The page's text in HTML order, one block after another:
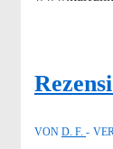
VON D. F.